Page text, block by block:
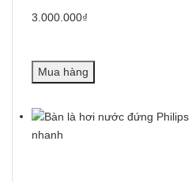
3.000.000₫
Mua hàng
nhanh